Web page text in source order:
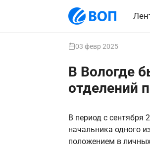
03 февр 2025
В Вологде
отделений
В период с сентября
начальника одного
положением в